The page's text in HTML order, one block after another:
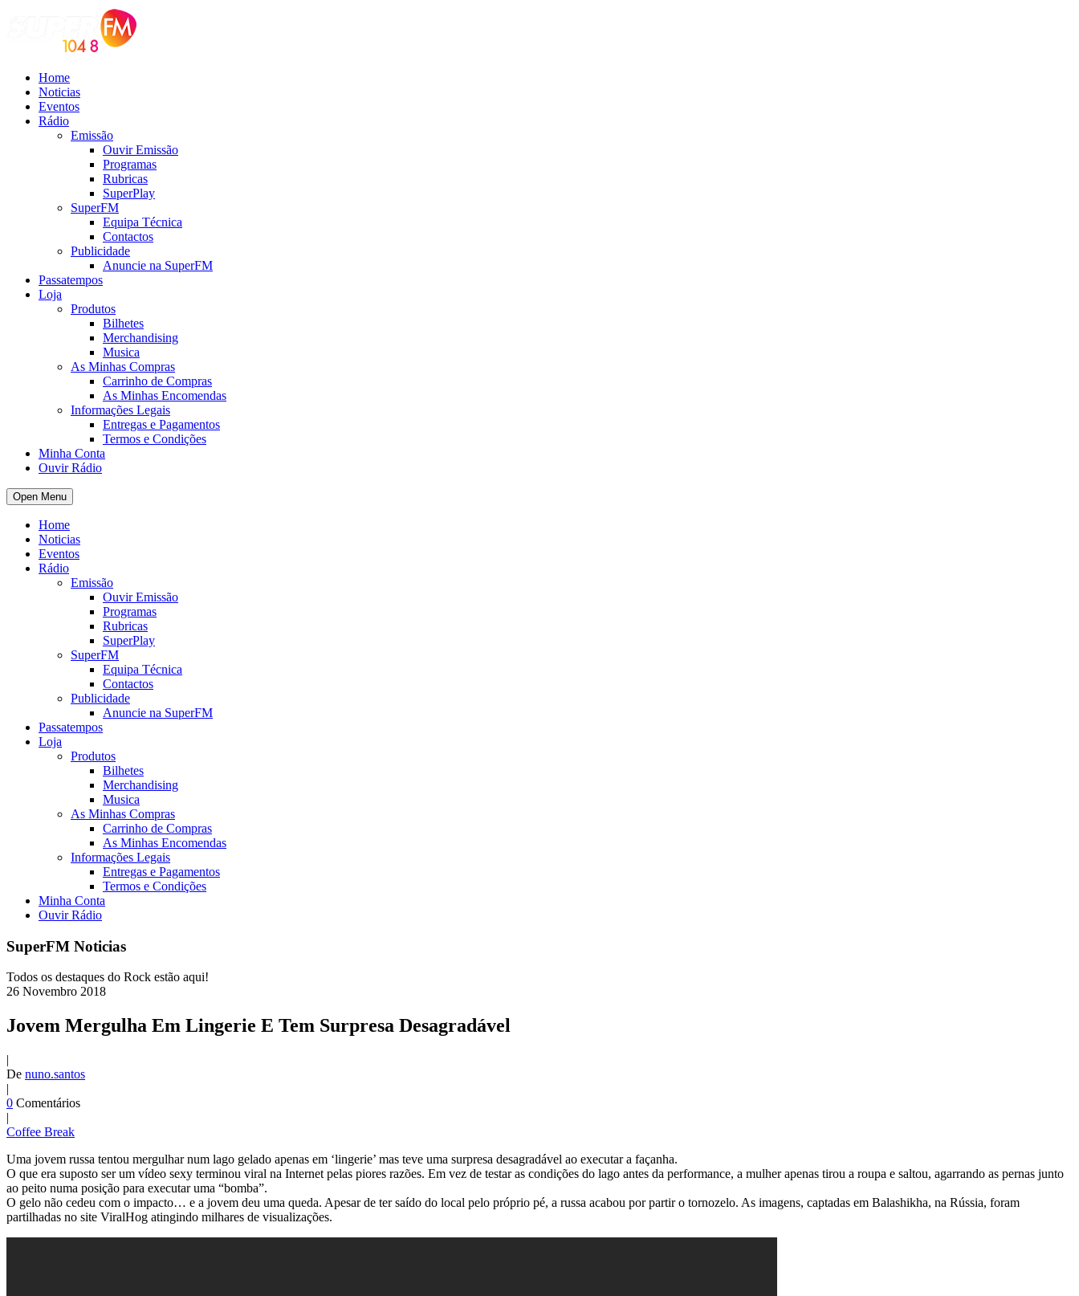
Home
Noticias
Eventos
Rádio
Emissão
Ouvir Emissão
Programas
Rubricas
SuperPlay
SuperFM
Equipa Técnica
Contactos
Publicidade
Anuncie na SuperFM
Passatempos
Loja
Produtos
Bilhetes
Merchandising
Musica
As Minhas Compras
Carrinho de Compras
As Minhas Encomendas
Informações Legais
Entregas e Pagamentos
Termos e Condições
Minha Conta
Ouvir Rádio
Open Menu
Home
Noticias
Eventos
Rádio
Emissão
Ouvir Emissão
Programas
Rubricas
SuperPlay
SuperFM
Equipa Técnica
Contactos
Publicidade
Anuncie na SuperFM
Passatempos
Loja
Produtos
Bilhetes
Merchandising
Musica
As Minhas Compras
Carrinho de Compras
As Minhas Encomendas
Informações Legais
Entregas e Pagamentos
Termos e Condições
Minha Conta
Ouvir Rádio
SuperFM Noticias
Todos os destaques do Rock estão aqui!
26 Novembro 2018
Jovem Mergulha Em Lingerie E Tem Surpresa Desagradável
|
De nuno.santos
|
0 Comentários
|
Coffee Break
Uma jovem russa tentou mergulhar num lago gelado apenas em ‘lingerie’ mas teve uma surpresa desagradável ao executar a façanha.
O que era suposto ser um vídeo sexy terminou viral na Internet pelas piores razões. Em vez de testar as condições do lago antes da performance, a mulher apenas tirou a roupa e saltou, agarrando as pernas junto
ao peito numa posição para executar uma “bomba”.
O gelo não cedeu com o impacto… e a jovem deu uma queda. Apesar de ter saído do local pelo próprio pé, a russa acabou por partir o tornozelo. As imagens, captadas em Balashikha, na Rússia, foram
partilhadas no site ViralHog atingindo milhares de visualizações.